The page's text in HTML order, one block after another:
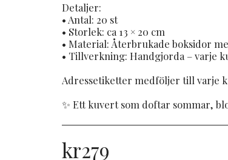
Detaljer:
• Antal: 20 st
• Storlek: ca 13 × 20 cm
• Material: Återbrukade boksidor
• Tillverkning: Handgjorda – varje
Adressetiketter medföljer till varje
✨ Ett kuvert som doftar sommar,
kr279